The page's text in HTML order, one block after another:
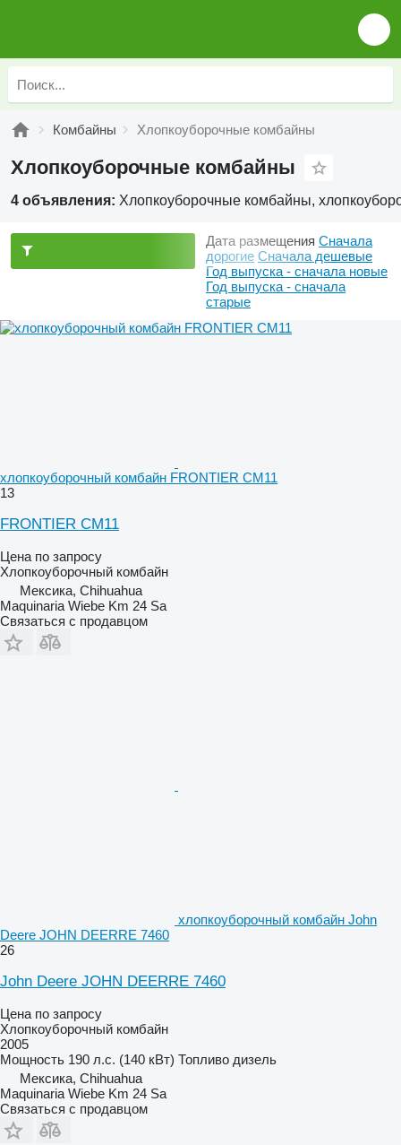
Комбайны Хлопкоуборочные комбайны
Хлопкоуборочные комбайны
4 объявления: Хлопкоуборочные комбайны,
Дата размещения Сначала
дорогие Сначала дешевые
Год выпуска - сначала новые
Год выпуска - сначала
старые
хлопкоуборочный комбайн FRONTIER CM11
13
FRONTIER CM11
Цена по запросу
Хлопкоуборочный комбайн
Мексика, Chihuahua
Maquinaria Wiebe Km 24 Sa
Связаться с продавцом
хлопкоуборочный комбайн John
Deere JOHN DEERRE 7460
26
John Deere JOHN DEERRE 7460
Цена по запросу
Хлопкоуборочный комбайн
2005
Мощность 190 л.с. (140 кВт) Топливо дизель
Мексика, Chihuahua
Maquinaria Wiebe Km 24 Sa
Связаться с продавцом